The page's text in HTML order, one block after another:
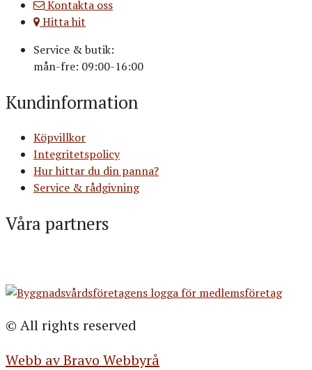
Kontakta oss
Hitta hit
Service & butik:
mån-fre: 09:00-16:00
Kundinformation
Köpvillkor
Integritetspolicy
Hur hittar du din panna?
Service & rådgivning
Våra partners
© All rights reserved
Webb av Bravo Webbyrå